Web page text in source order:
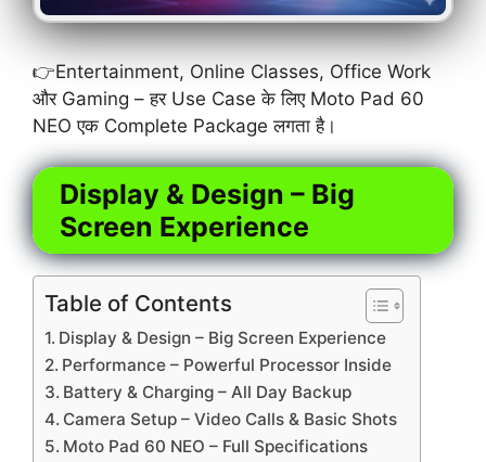
👉Entertainment, Online Classes, Office Work
और Gaming – हर Use Case के लिए Moto Pad 60
NEO एक Complete Package लगता है।
Display & Design – Big
Screen Experience
Table of Contents
Display & Design – Big Screen Experience
Performance – Powerful Processor Inside
Battery & Charging – All Day Backup
Camera Setup – Video Calls & Basic Shots
Moto Pad 60 NEO – Full Specifications